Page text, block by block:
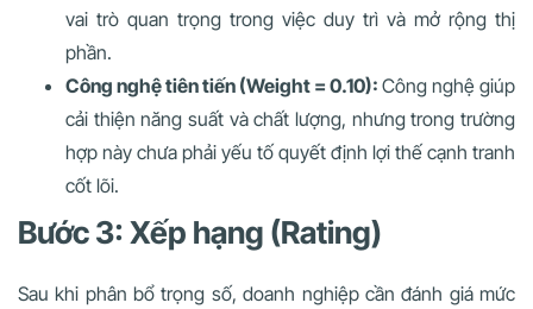
vai trò quan trọng trong việc duy trì và mở rộng thị
phần.
Công nghệ tiên tiến (Weight = 0.10): Công nghệ giúp
cải thiện năng suất và chất lượng, nhưng trong trường
hợp này chưa phải yếu tố quyết định lợi thế cạnh tranh
cốt lõi.
Bước 3: Xếp hạng (Rating)
Sau khi phân bổ trọng số, doanh nghiệp cần đánh giá mức